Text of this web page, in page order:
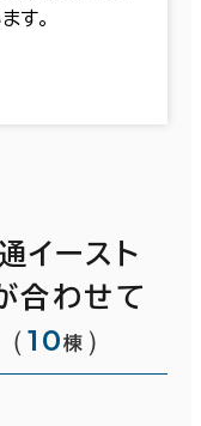
す。
イースト
合わせて
（10棟 ）